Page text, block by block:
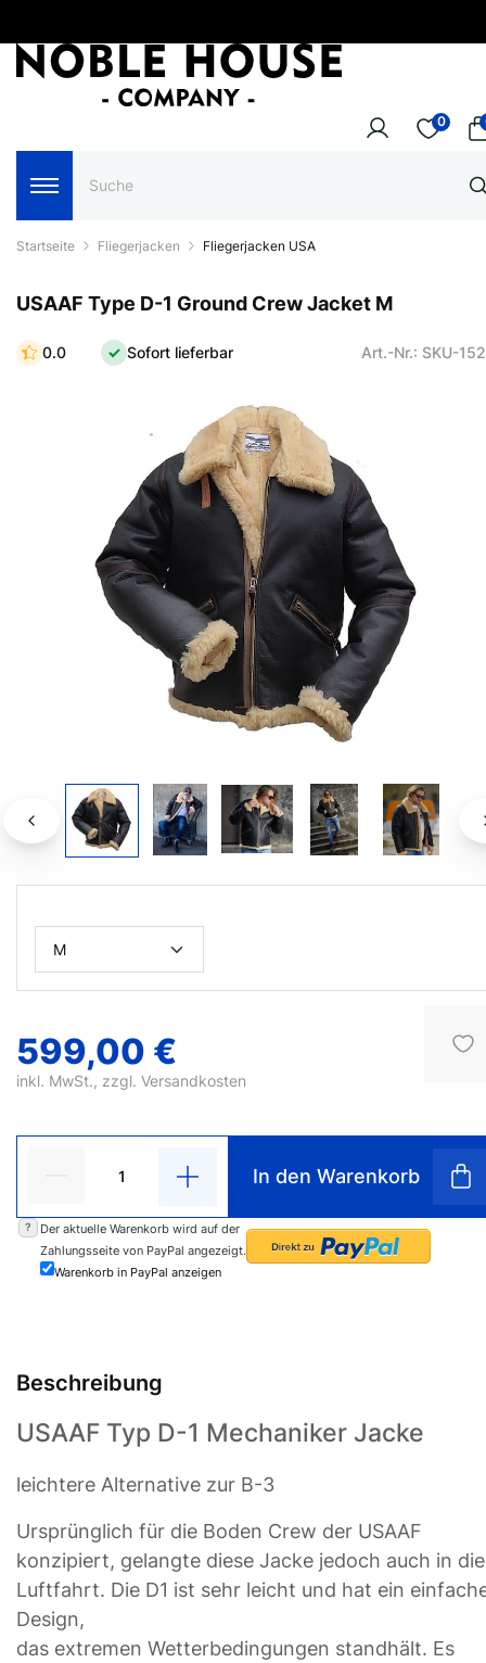
0
Startseite Fliegerjacken Fliegerjacken USA
USAAF Type D-1 Ground Crew Jacket M
0.0 Sofort lieferbar Art.-Nr.: SKU-
599,00 €
inkl. MwSt., zzgl. Versandkosten
In den Warenkorb
?
Der aktuelle Warenkorb wird auf der
Zahlungsseite von PayPal angezeigt.
Warenkorb in PayPal anzeigen
Beschreibung
USAAF Typ D-1 Mechaniker Jacke
leichtere Alternative zur B-3
Ursprünglich für die Boden Crew der USAAF
konzipiert, gelangte diese Jacke jedoch auch in die
Luftfahrt. Die D1 ist sehr leicht und hat ein
Design,
das extremen Wetterbedingungen standhält. Es